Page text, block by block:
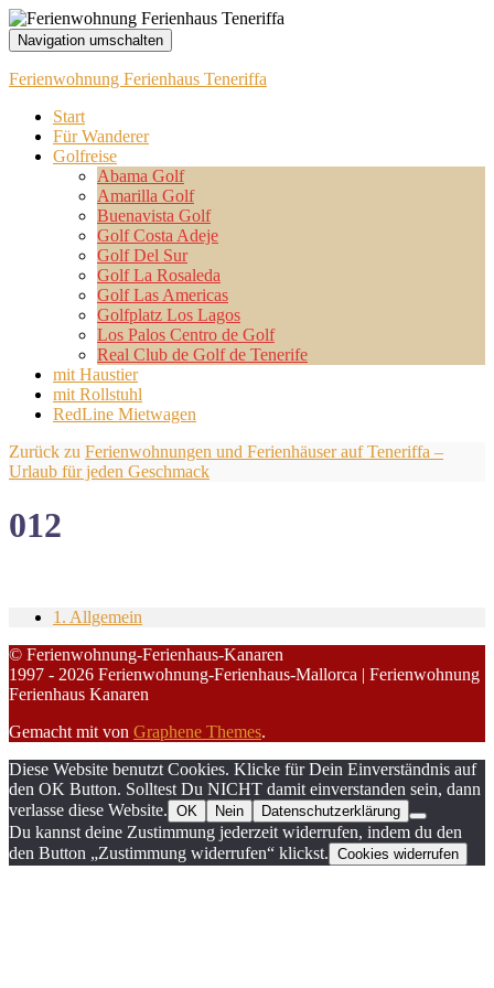
Navigation umschalten
Ferienwohnung Ferienhaus Teneriffa
Start
Für Wanderer
Golfreise
Abama Golf
Amarilla Golf
Buenavista Golf
Golf Costa Adeje
Golf Del Sur
Golf La Rosaleda
Golf Las Americas
Golfplatz Los Lagos
Los Palos Centro de Golf
Real Club de Golf de Tenerife
mit Haustier
mit Rollstuhl
RedLine Mietwagen
Zurück zu Ferienwohnungen und Ferienhäuser auf Teneriffa –
Urlaub für jeden Geschmack
012
1. Allgemein
© Ferienwohnung-Ferienhaus-Kanaren
1997 - 2026 Ferienwohnung-Ferienhaus-Mallorca | Ferienwohnung
Ferienhaus Kanaren
Gemacht mit von Graphene Themes.
Diese Website benutzt Cookies. Klicke für Dein Einverständnis auf
den OK Button. Solltest Du NICHT damit einverstanden sein, dann
verlasse diese Website. OK Nein Datenschutzerklärung
Du kannst deine Zustimmung jederzeit widerrufen, indem du den
den Button „Zustimmung widerrufen“ klickst. Cookies widerrufen